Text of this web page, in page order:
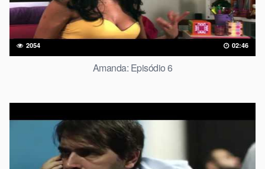
2054 02:46
Amanda: Episódio 6